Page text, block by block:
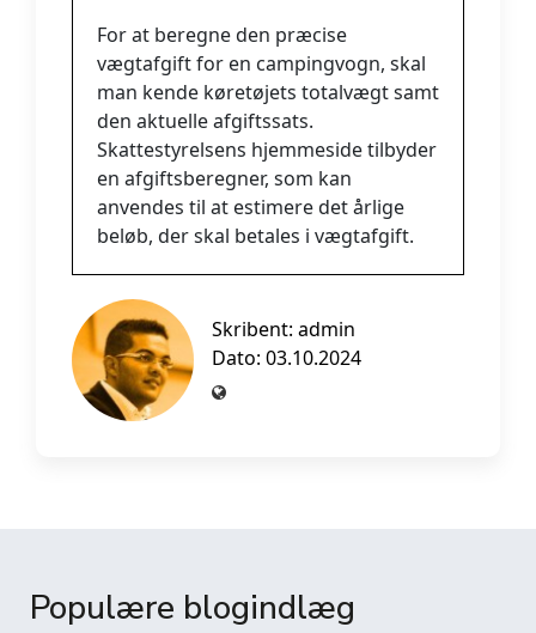
For at beregne den præcise
vægtafgift for en campingvogn, skal
man kende køretøjets totalvægt samt
den aktuelle afgiftssats.
Skattestyrelsens hjemmeside tilbyder
en afgiftsberegner, som kan
anvendes til at estimere det årlige
beløb, der skal betales i vægtafgift.
Skribent: admin
Dato: 03.10.2024
Populære blogindlæg